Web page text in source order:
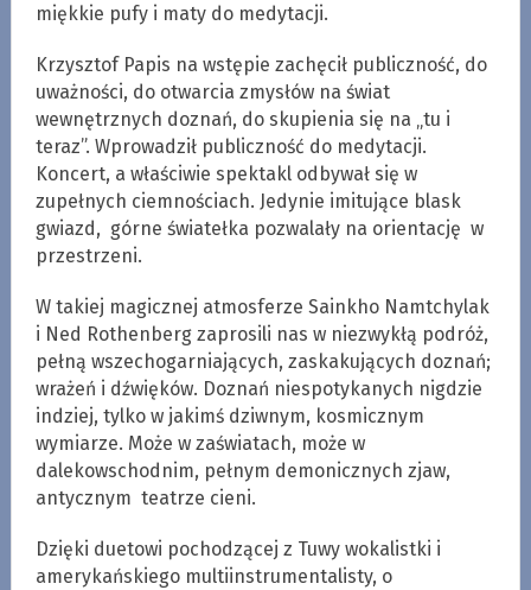
miękkie pufy i maty do medytacji.
Krzysztof Papis na wstępie zachęcił publiczność, do
uważności, do otwarcia zmysłów na świat
wewnętrznych doznań, do skupienia się na „tu i
teraz”. Wprowadził publiczność do medytacji.
Koncert, a właściwie spektakl odbywał się w
zupełnych ciemnościach. Jedynie imitujące blask
gwiazd, górne światełka pozwalały na orientację w
przestrzeni.
W takiej magicznej atmosferze Sainkho Namtchylak
i Ned Rothenberg zaprosili nas w niezwykłą podróż,
pełną wszechogarniających, zaskakujących doznań;
wrażeń i dźwięków. Doznań niespotykanych nigdzie
indziej, tylko w jakimś dziwnym, kosmicznym
wymiarze. Może w zaświatach, może w
dalekowschodnim, pełnym demonicznych zjaw,
antycznym teatrze cieni.
Dzięki duetowi pochodzącej z Tuwy wokalistki i
amerykańskiego multiinstrumentalisty, o